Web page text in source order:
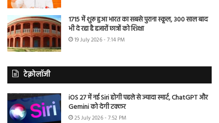
1715 में शुरू हुआ भारत का सबसे पुराना स्कूल, 300 साल बाद
भी दे रहा है हजारों छात्रों को शिक्षा
19 July 2026 - 7:14 PM
टेक्नोलॉजी
iOS 27 में नई Siri होगी पहले से ज्यादा स्मार्ट, ChatGPT और
Gemini को देगी टक्कर
25 July 2026 - 7:52 PM